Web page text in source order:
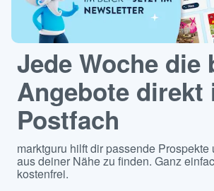
Jede Woche die
Angebote direkt
Postfach
marktguru hilft dir passende Prospekte
aus deiner Nähe zu finden. Ganz
kostenfrei.